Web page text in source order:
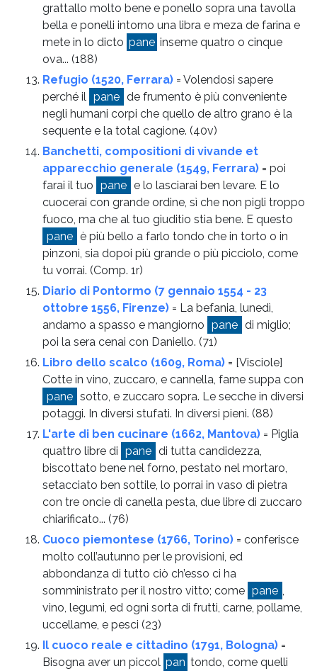
grattallo molto bene e ponello sopra una tavolla
bella e ponelli intorno una libra e meza de farina e
mete in lo dicto pane inseme quatro o cinque
ova... (188)
Refugio (1520, Ferrara) = Volendosi sapere
perché il pane de frumento è più conveniente
negli humani corpi che quello de altro grano è la
sequente e la total cagione. (40v)
Banchetti, compositioni di vivande et
apparecchio generale (1549, Ferrara) = poi
farai il tuo pane e lo lasciarai ben levare. E lo
cuocerai con grande ordine, sì che non pigli troppo
fuoco, ma che al tuo giuditio stia bene. E questo
pane è più bello a farlo tondo che in torto o in
pinzoni, sia dopoi più grande o più picciolo, come
tu vorrai. (Comp. 1r)
Diario di Pontormo (7 gennaio 1554 - 23
ottobre 1556, Firenze) = La befania, lunedì,
andamo a spasso e mangiorno pane di miglio;
poi la sera cenai con Daniello. (71)
Libro dello scalco (1609, Roma) = [Visciole]
Cotte in vino, zuccaro, e cannella, farne suppa con
pane sotto, e zuccaro sopra. Le secche in diversi
potaggi. In diversi stufati. In diversi pieni. (88)
L'arte di ben cucinare (1662, Mantova) = Piglia
quattro libre di pane di tutta candidezza,
biscottato bene nel forno, pestato nel mortaro,
setacciato ben sottile, lo porrai in vaso di pietra
con tre oncie di canella pesta, due libre di zuccaro
chiarificato... (76)
Cuoco piemontese (1766, Torino) = conferisce
molto coll’autunno per le provisioni, ed
abbondanza di tutto ciò ch’esso ci ha
somministrato per il nostro vitto; come pane ,
vino, legumi, ed ogni sorta di frutti, carne, pollame,
uccellame, e pesci (23)
Il cuoco reale e cittadino (1791, Bologna) =
Bisogna aver un piccol pan tondo, come quelli